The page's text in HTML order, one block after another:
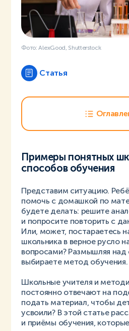
Фото: AlexGood, Shutterstock
Статья
Примеры понятных
способов обучения
Представим ситуацию.
помочь с домашкой по
будете делать: решите
и попросите повторить с
Или, может, постараетесь
школьника в верное русло
вопросами? Размышляя
выбираете метод обучения.
Школьные учителя и
постоянно отвечают на
подать материал, чтобы
усвоили? В этой статье
и приёмы обучения,